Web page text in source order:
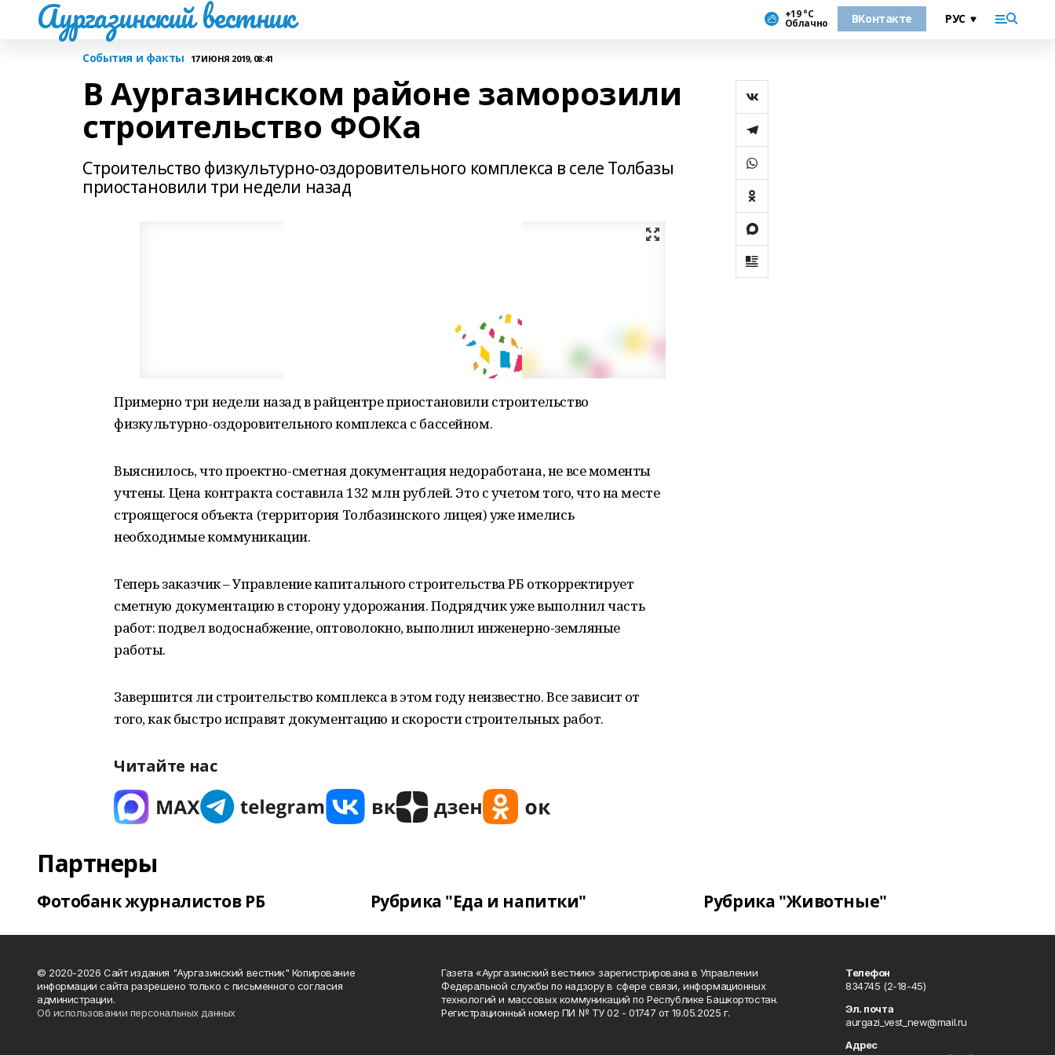
Аургазинский вестник +19 °С
Облачно ВКонтакте
События и факты 17 ИЮНЯ 2019, 08:41
В Аургазинском районе заморозили
строительство ФОКа
Строительство физкультурно-оздоровительного комплекса в селе Толбазы
приостановили три недели назад
Примерно три недели назад в райцентре приостановили строительство
физкультурно-оздоровительного комплекса с бассейном.
Выяснилось, что проектно-сметная документация недоработана, не все моменты
учтены. Цена контракта составила 132 млн рублей. Это с учетом того, что на месте
строящегося объекта (территория Толбазинского лицея) уже имелись
необходимые коммуникации.
Теперь заказчик – Управление капитального строительства РБ откорректирует
сметную документацию в сторону удорожания. Подрядчик уже выполнил часть
работ: подвел водоснабжение, оптоволокно, выполнил инженерно-земляные
работы.
Завершится ли строительство комплекса в этом году неизвестно. Все зависит от
того, как быстро исправят документацию и скорости строительных работ.
Читайте нас
Партнеры
Фотобанк журналистов РБ Рубрика "Еда и напитки" Рубрика "Животные"
© 2020-2026 Сайт издания "Аургазинский вестник" Копирование
информации сайта разрешено только с письменного согласия
администрации.
Об использовании персональных данных
Газета «Аургазинский вестник» зарегистрирована в Управлении
Федеральной службы по надзору в сфере связи, информационных
технологий и массовых коммуникаций по Республике Башкортостан.
Регистрационный номер ПИ № ТУ 02 - 01747 от 19.05.2025 г.
Телефон
834745 (2-18-45)
Эл. почта
aurgazi_vest_new@mail.ru
Адрес